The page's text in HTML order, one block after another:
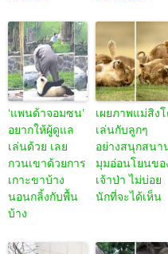
‘แพนด้าจอมซน’
อยากให้ผู้ดูแล
เล่นด้วย เลย
กวนเขาด้วยการ
เกาะขาบ้าง
นอนกลิ้งกับพื้น
บ้าง
เผยภาพแม่สิง
เล่นกับลูกๆ
อย่างสนุกสนา
มุมอ่อนโยนขอ
เจ้าป่า ไม่บ่อย
นักที่จะได้เห็น